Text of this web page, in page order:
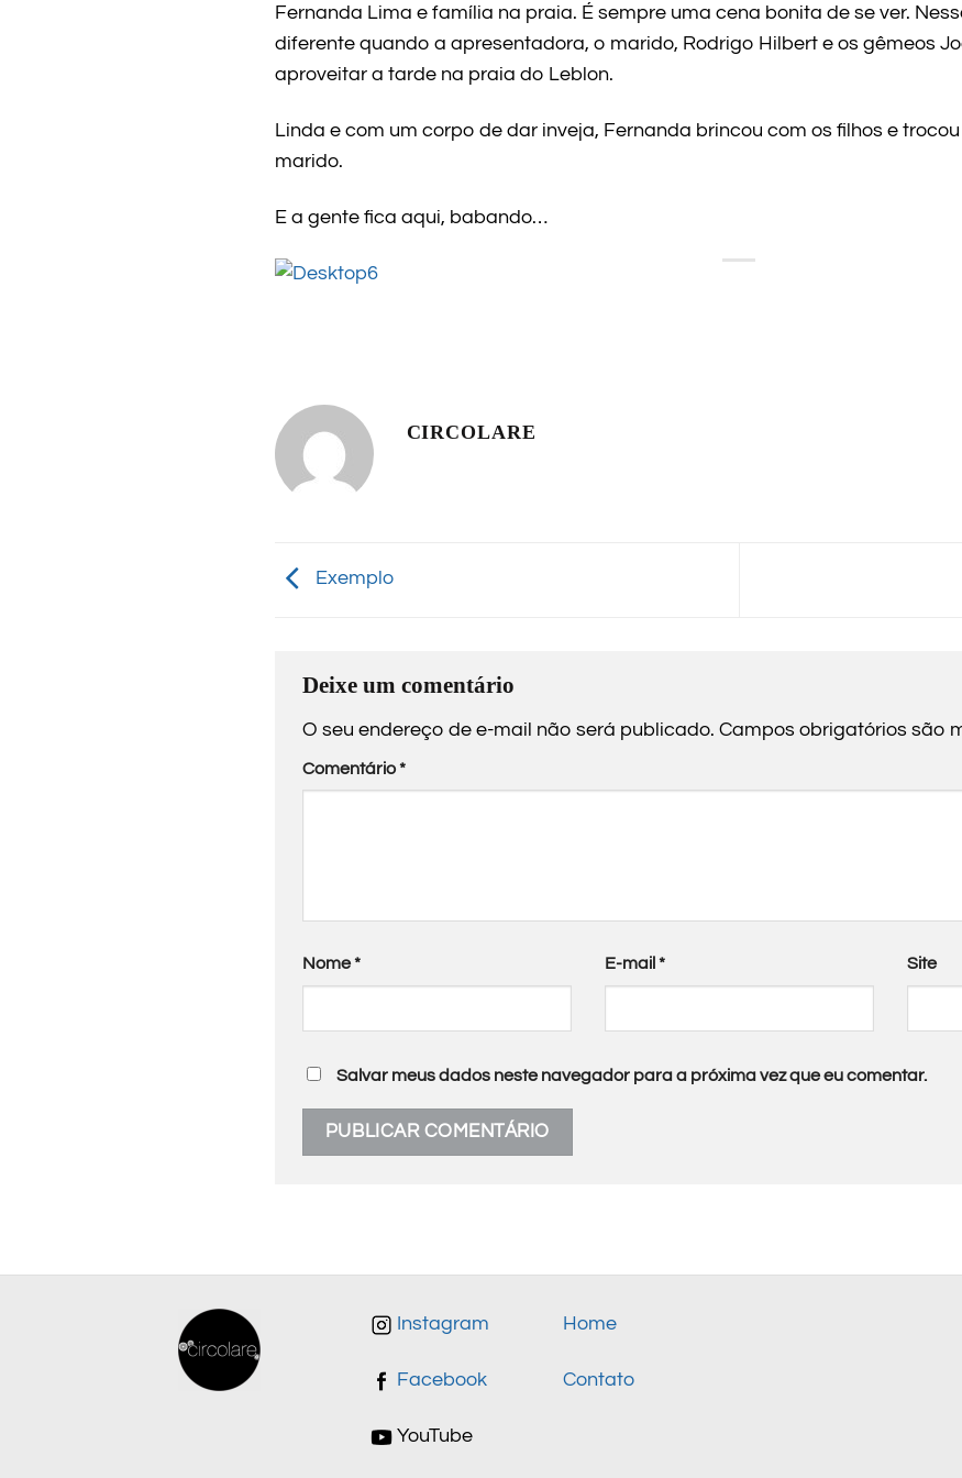
Fernanda Lima e família na praia. É sempre uma cena bonita de se ver.
diferente quando a apresentadora, o marido, Rodrigo Hilbert e os gêmeos
aproveitar a tarde na praia do Leblon.
Linda e com um corpo de dar inveja, Fernanda brincou com os filhos e
marido.
E a gente fica aqui, babando…
CIRCOLARE
Exemplo
Deixe um comentário
O seu endereço de e-mail não será publicado. Campos obrigatórios são
Comentário*
Nome* E-mail * Site
Salvar meus dados neste navegador para a próxima vez que eu comentar.
Instagram
Facebook
YouTube
Home
Contato